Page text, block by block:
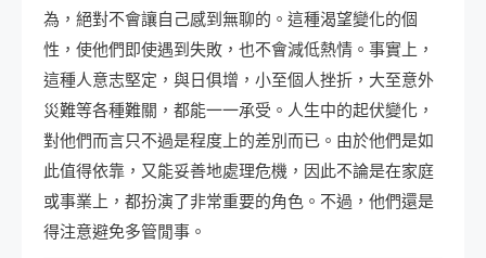
為，絕對不會讓自己感到無聊的。這種渴望變化的個
性，使他們即使遇到失敗，也不會減低熱情。事實上，
這種人意志堅定，與日俱增，小至個人挫折，大至意外
災難等各種難關，都能一一承受。人生中的起伏變化，
對他們而言只不過是程度上的差別而已。由於他們是如
此值得依靠，又能妥善地處理危機，因此不論是在家庭
或事業上，都扮演了非常重要的角色。不過，他們還是
得注意避免多管閒事。